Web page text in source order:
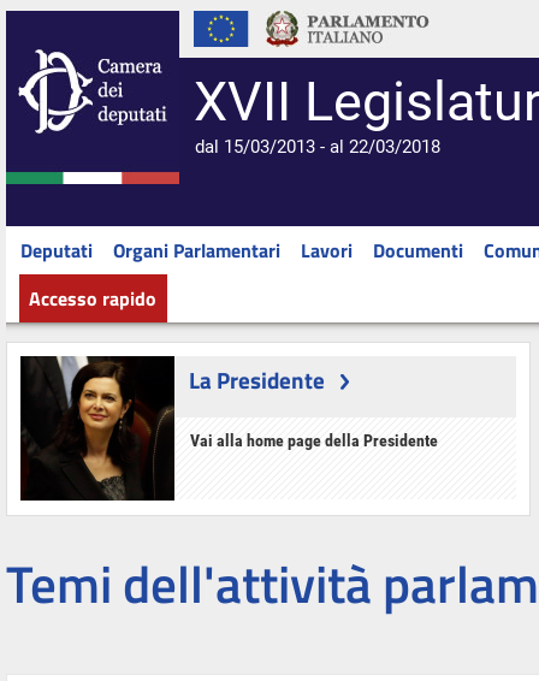
XVII
dal 15/03/2013 - al 22/03/2018
Deputati Organi Parlamentari Lavori Documenti
Accesso rapido
La Presidente
Vai alla home page della Presidente
Temi dell'attività